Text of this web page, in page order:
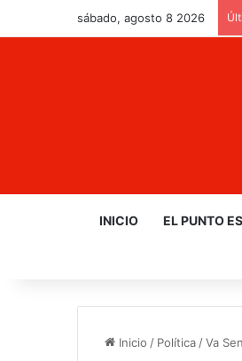
sábado, agosto 8 2026
INICIO EL PUNTO
Inicio / Política /Va